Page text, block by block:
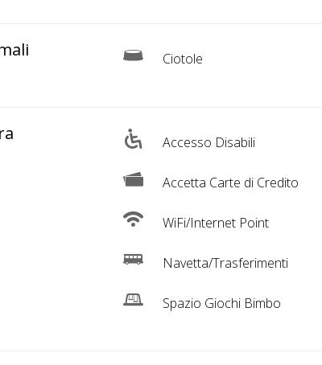
Ciotole
Accesso Disabili
Accetta Carte di Credito
WiFi/Internet Point
Navetta/Trasferimenti
Spazio Giochi Bimbo